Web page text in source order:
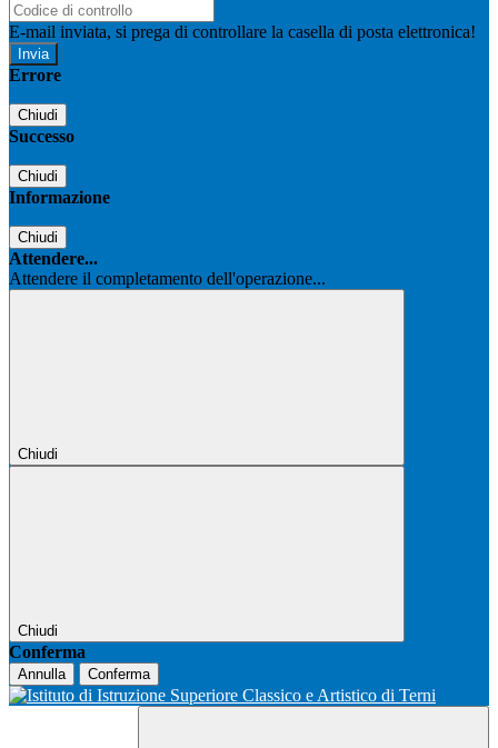
E-mail inviata, si prega di controllare la casella di posta elettronica!
Errore
Chiudi
Successo
Chiudi
Informazione
Chiudi
Attendere...
Attendere il completamento dell'operazione...
Chiudi
Chiudi
Conferma
Annulla Conferma